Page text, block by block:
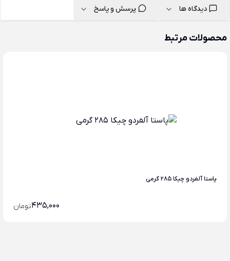
دیدگاه ها پرسش و پاسخ
محصولات مرتبط
پاستا آلفردو چیکا 285 گرمی
435,000تومان